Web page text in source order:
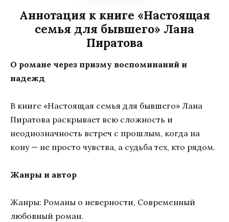
Аннотация к книге «Настоящая
семья для бывшего» Лана
Пиратова
О романе через призму воспоминаний и
надежд
В книге «Настоящая семья для бывшего» Лана
Пиратова раскрывает всю сложность и
неоднозначность встреч с прошлым, когда на
кону — не просто чувства, а судьба тех, кто рядом.
Жанры и автор
Жанры: Романы о неверности, Современный
любовный роман.